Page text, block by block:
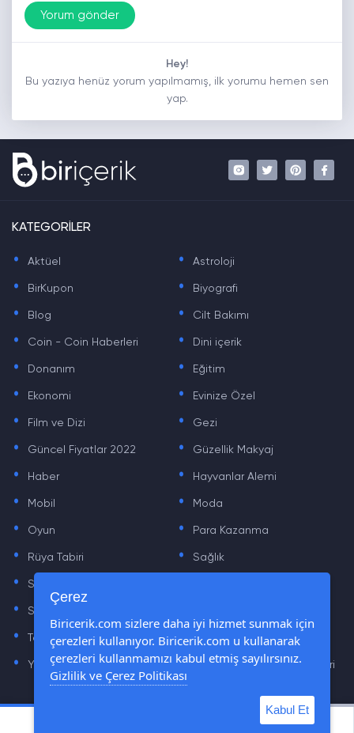
Hey!
Bu yazıya henüz yorum yapılmamış, ilk yorumu hemen sen
yap.
KATEGORİLER
. Aktüel . Astroloji
. BirKupon . Biyografi
. Blog . Cilt Bakımı
. Coin - Coin Haberleri . Dini içerik
. Donanım . Eğitim
. Ekonomi . Evinize Özel
. Film ve Dizi . Gezi
. Güncel Fiyatlar 2022 . Güzellik Makyaj
. Haber . Hayvanlar Alemi
. Mobil . Moda
. Oyun . Para Kazanma
. Rüya Tabiri . Sağlık
. Sinema .
. Sözler
. Teknoloji Haberleri . Yaşam
. Yazılım Haberleri . Yiyecek Önerileri ve Tarifleri
Çerez
Biricerik.com sizlere daha iyi hizmet sunmak için
çerezleri kullanıyor. Biricerik.com u kullanarak
çerezleri kullanmamızı kabul etmiş sayılırsınız.
Gizlilik ve Çerez Politikası
Kabul Et